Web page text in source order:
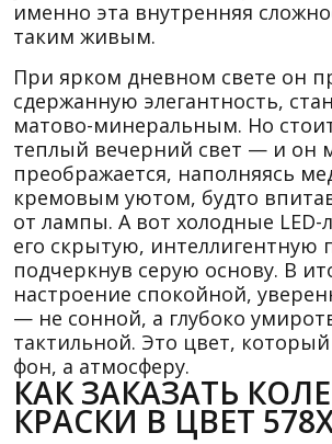
именно эта внутренняя
таким живым.
При ярком дневном свете он
сдержанную элегантность,
матово-минеральным. Но
теплый вечерний свет — и он
преображается, наполняясь
кремовым уютом, будто
от лампы. А вот холодные
его скрытую, интеллигентную
подчеркнув серую основу. В
настроение спокойной,
— не сонной, а глубоко
тактильной. Это цвет, который
фон, а атмосферу.
КАК ЗАКАЗАТЬ
КРАСКИ В ЦВЕТ